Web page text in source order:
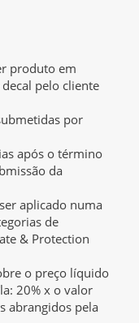
produto em
pelo cliente
por
após o término
da
aplicado numa
de
& Protection
o preço líquido
20% x o valor
abrangidos pela